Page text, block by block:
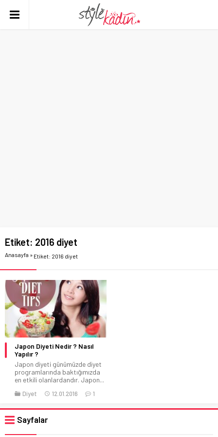
Etiket: 2016 diyet
Anasayfa » Etiket: 2016 diyet
Japon Diyeti Nedir ? Nasıl
Yapılır ?
Japon diyeti günümüzde diyet
programlarında baktığımızda
en etkili olanlardandır. Japon...
Diyet 12.01.2016 1
Sayfalar